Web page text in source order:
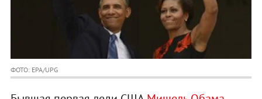
ФОТО: EPA/UPG